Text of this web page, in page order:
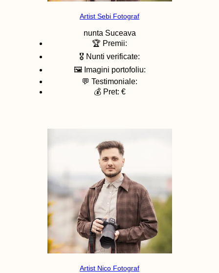
Artist Sebi Fotograf
nunta Suceava
🏆 Premii:
🎖️ Nunti verificate:
🖼️ Imagini portofoliu:
💬 Testimoniale:
💰 Pret: €
Artist Nico Fotograf